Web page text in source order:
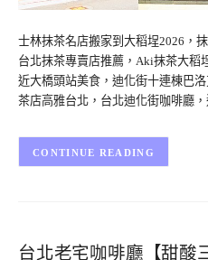
士林抹茶名店搬家到大稻埕2026，
台北抹茶專賣店推薦，Aki抹茶大稻
近大橋頭站美食，迪化街十連棟巴
茶店高雅台北，台北迪化街咖啡廳
CONTINUE READING
台北老宅咖啡廳【甜酸